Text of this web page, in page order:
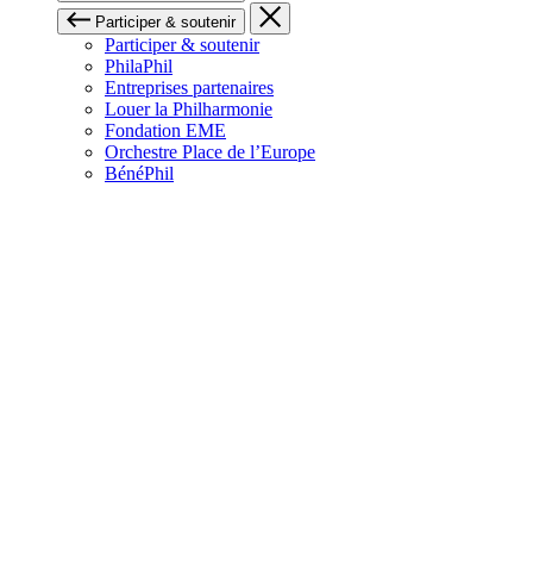
Participer & soutenir
Participer & soutenir
PhilaPhil
Entreprises partenaires
Louer la Philharmonie
Fondation EME
Orchestre Place de l’Europe
BénéPhil